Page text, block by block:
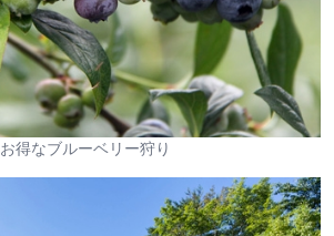
お得なブルーベリー狩り